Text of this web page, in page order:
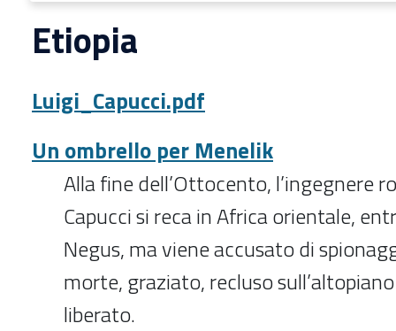
Etiopia
Luigi_Capucci.pdf
Un ombrello per Menelik
Alla fine dell’Ottocento, l’ingegnere
Capucci si reca in Africa orientale,
Negus, ma viene accusato di
morte, graziato, recluso
liberato.